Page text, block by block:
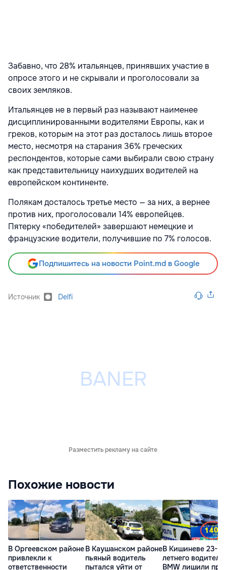
Забавно, что 28% итальянцев, принявших участие в
опросе этого и не скрывали и проголосовали за
своих земляков.
Итальянцев не в первый раз называют наименее
дисциплинированными водителями Европы, как и
греков, которым на этот раз досталось лишь второе
место, несмотря на старания 36% греческих
респондентов, которые сами выбирали свою страну
как представительницу наихудших водителей на
европейском континенте.
Полякам досталось третье место — за них, а вернее
против них, проголосовали 14% европейцев.
Пятерку «победителей» завершают немецкие и
французские водители, получившие по 7% голосов.
Подпишитесь на новости Point.md в Google
Источник Delfi
Разместить рекламу на сайте
Похожие новости
В Оргеевском районе
привлекли к
ответственности
В Каушанском районе
пьяный водитель
пытался уйти от
В Кишиневе 23-
летнего водителя
BMW лишили